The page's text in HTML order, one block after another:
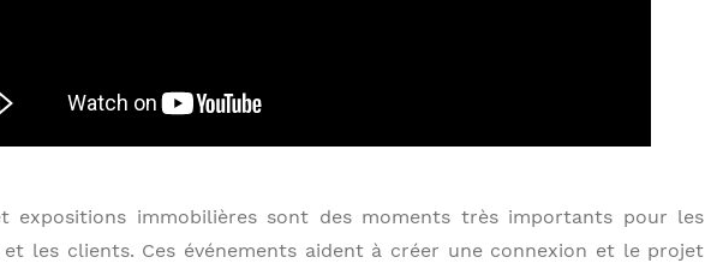
expositions immobilières sont des moments très importants pour les
et les clients. Ces événements aident à créer une connexion et le projet